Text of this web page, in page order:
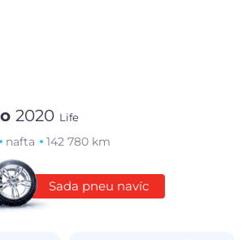
2020 Life
nafta 142 780 km
Sada pneu navíc